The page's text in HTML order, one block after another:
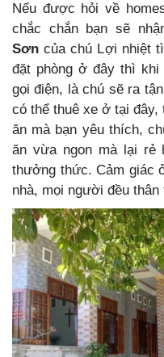
Nếu được hỏi về
chắc chắn bạn sẽ
Sơn của chú Lợi nhiệt
đặt phòng ở đây thì
gọi điện, là chú sẽ ra
có thể thuê xe ở tại
ăn mà bạn yêu thích,
ăn vừa ngon mà lại rẻ
thưởng thức. Cảm giác
nhà, mọi người đều